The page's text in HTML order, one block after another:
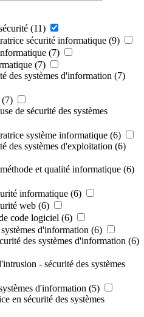
(11)
sécurité informatique (9)
(7)
(7)
des systèmes d'information (7)
(7)
de sécurité des systèmes
système informatique (6)
des systèmes d'exploitation (6)
et qualité informatique (6)
informatique (6)
web (6)
code logiciel (6)
d'information (6)
des systèmes d'information (6)
- sécurité des systèmes
d'information (5)
en sécurité des systèmes